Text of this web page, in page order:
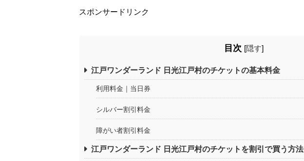
スポンサードリンク
目次 [隠す]
江戸ワンダーランド 日光江戸村のチケットの基本料金
利用料金｜当日券
シルバー割引料金
障がい者割引料金
江戸ワンダーランド 日光江戸村のチケットを割引で買う方法